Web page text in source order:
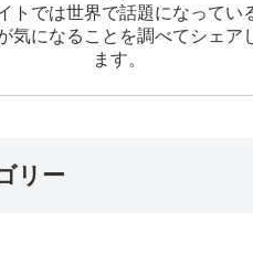
トでは世界で話題になってい
気になることを調べてシェア
ます。
リー